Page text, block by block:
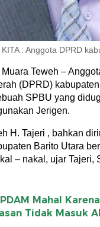
: Anggota DPRD
Muara Teweh –
(DPRD)
SPBU yang
Jerigen.
H. Tajeri , bahkan
Barito Utara
– nakal, ujar Tajeri,
Mahal
Tidak Masuk